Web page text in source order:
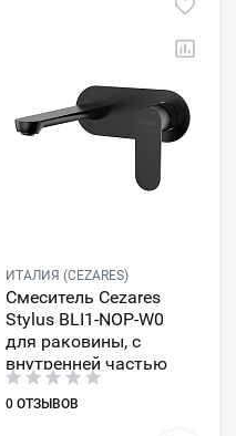
ИТАЛИЯ (CEZARES)
Смеситель Cezares
Stylus BLI1-NOP-W0
для раковины, с
внутренней частью
0 ОТЗЫВОВ